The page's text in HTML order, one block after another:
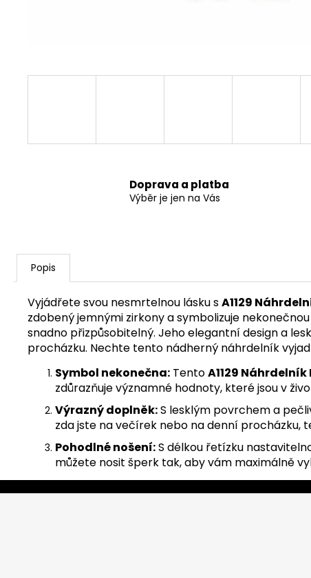
Doprava a platba
Výběr je jen na Vás
Popis
Vyjádřete svou nesmrtelnou lásku sA1129
zdobený jemnými zirkony a symbolizuje
snadno přizpůsobitelný. Jeho elegantní design a
procházku. Nechte tento nádherný náhrdelník
Symbol nekonečna: TentoA1129 Náhrdelník
zdůrazňuje významné hodnoty, které jsou v
Výrazný doplněk:S lesklým povrchem a
zda jste na večírek nebo na denní procházku,
Pohodlné nošení:S délkou řetízku
můžete nosit šperk tak, aby vám maximálně
Z